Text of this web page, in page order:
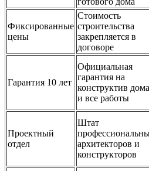
Фиксированные
цены
Стоимость
строительства
закрепляется в
договоре
Гарантия 10 лет
Официальная
гарантия на
конструктив дома
и все работы
Проектный
отдел
Штат
архитекторов и
конструкторов